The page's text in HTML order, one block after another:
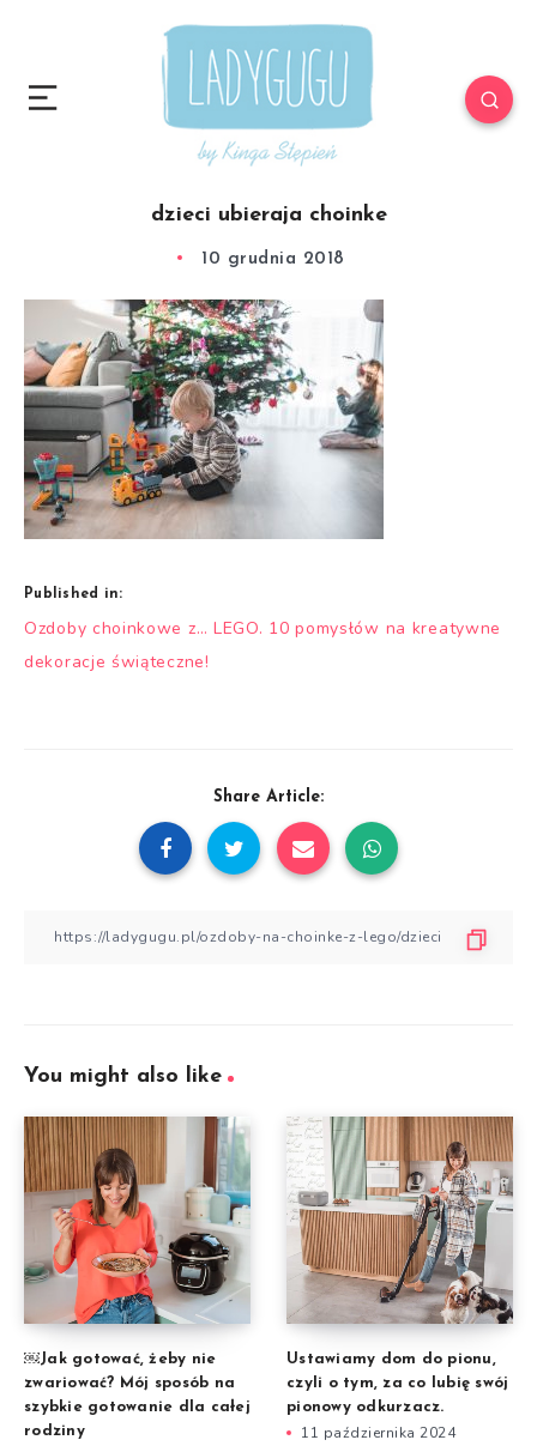
dzieci ubieraja choinke
10 grudnia 2018
Published in:
Nawigacja
wpisu
Ozdoby choinkowe z… LEGO. 10 pomysłów na kreatywne
dekoracje świąteczne!
Share Article:
You might also like
￼Jak gotować, żeby nie
zwariować? Mój sposób na
szybkie gotowanie dla całej
rodziny
Ustawiamy dom do pionu,
czyli o tym, za co lubię swój
pionowy odkurzacz.
11 października 2024